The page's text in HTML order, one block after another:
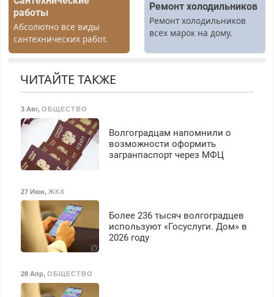
работы
Абсолютно все виды
сантехнических работ.
Быстро. Качественно.
Ремонт холодильников
Ремонт холодильников
всех марок на дому.
ЧИТАЙТЕ ТАКЖЕ
3 Авг, ОБЩЕСТВО
Волгоградцам напомнили о
возможности оформить
загранпаспорт через МФЦ
27 Июн, ЖКХ
Более 236 тысяч волгоградцев
используют «Госуслуги. Дом» в
2026 году
28 Апр, ОБЩЕСТВО